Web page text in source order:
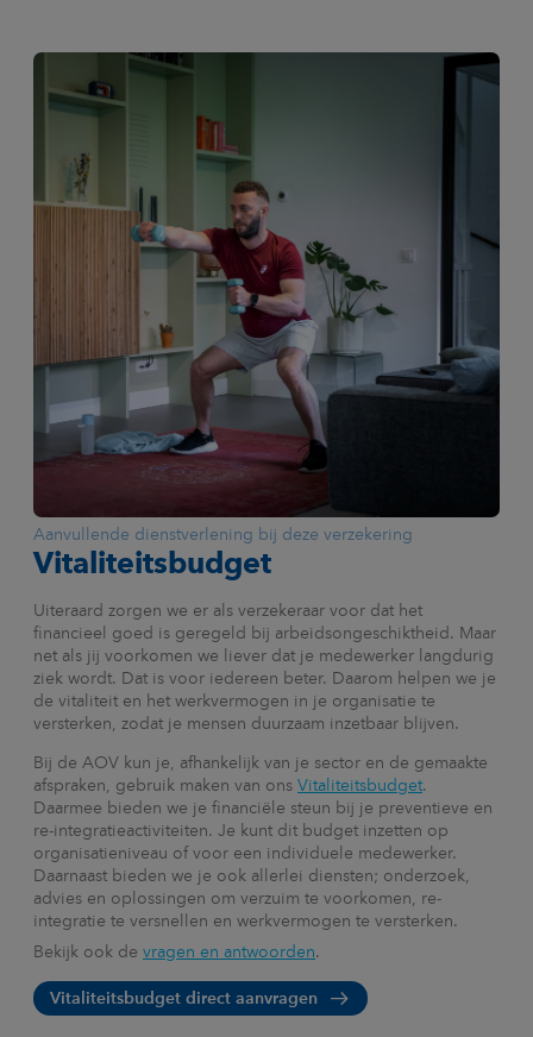
Aanvullende dienstverlening bij deze verzekering
Vitaliteitsbudget
Uiteraard zorgen we er als verzekeraar voor dat het
financieel goed is geregeld bij arbeidsongeschiktheid. Maar
net als jij voorkomen we liever dat je medewerker langdurig
ziek wordt. Dat is voor iedereen beter. Daarom helpen we je
de vitaliteit en het werkvermogen in je organisatie te
versterken, zodat je mensen duurzaam inzetbaar blijven.
Bij de AOV kun je, afhankelijk van je sector en de gemaakte
afspraken, gebruik maken van ons Vitaliteitsbudget.
Daarmee bieden we je financiële steun bij je preventieve en
re-integratieactiviteiten. Je kunt dit budget inzetten op
organisatieniveau of voor een individuele medewerker.
Daarnaast bieden we je ook allerlei diensten; onderzoek,
advies en oplossingen om verzuim te voorkomen, re-
integratie te versnellen en werkvermogen te versterken.
Bekijk ook de vragen en antwoorden.
Vitaliteitsbudget direct aanvragen